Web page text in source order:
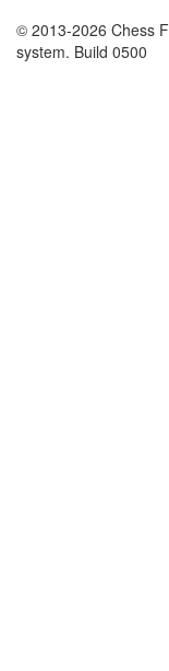
© 2013-2026 Chess
system. Build 0500